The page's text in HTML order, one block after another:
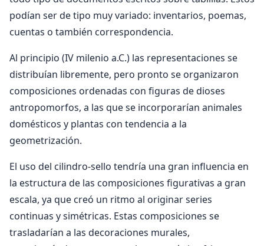
podían ser de tipo muy variado: inventarios, poemas,
cuentas o también correspondencia.
Al principio (IV milenio a.C.) las representaciones se
distribuían libremente, pero pronto se organizaron
composiciones ordenadas con figuras de dioses
antropomorfos, a las que se incorporarían animales
domésticos y plantas con tendencia a la
geometrización.
El uso del cilindro-sello tendría una gran influencia en
la estructura de las composiciones figurativas a gran
escala, ya que creó un ritmo al originar series
continuas y simétricas. Estas composiciones se
trasladarían a las decoraciones murales,